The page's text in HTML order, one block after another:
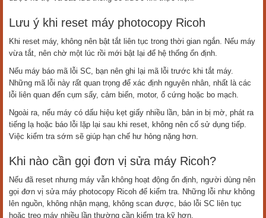
Lưu ý khi reset máy photocopy Ricoh
Khi reset máy, không nên bật tắt liên tục trong thời gian ngắn. Nếu máy
vừa tắt, nên chờ một lúc rồi mới bật lại để hệ thống ổn định.
Nếu máy báo mã lỗi SC, bạn nên ghi lại mã lỗi trước khi tắt máy.
Những mã lỗi này rất quan trọng để xác định nguyên nhân, nhất là các
lỗi liên quan đến cụm sấy, cảm biến, motor, ổ cứng hoặc bo mạch.
Ngoài ra, nếu máy có dấu hiệu kẹt giấy nhiều lần, bản in bị mờ, phát ra
tiếng lạ hoặc báo lỗi lặp lại sau khi reset, không nên cố sử dụng tiếp.
Việc kiểm tra sớm sẽ giúp hạn chế hư hỏng nặng hơn.
Khi nào cần gọi đơn vị sửa máy Ricoh?
Nếu đã reset nhưng máy vẫn không hoạt động ổn định, người dùng nên
gọi đơn vị sửa máy photocopy Ricoh để kiểm tra. Những lỗi như không
lên nguồn, không nhận mạng, không scan được, báo lỗi SC liên tục
hoặc treo máy nhiều lần thường cần kiểm tra kỹ hơn.